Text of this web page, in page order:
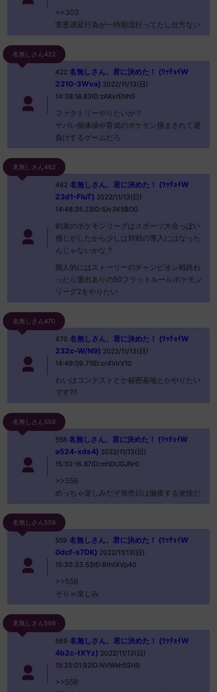
>>303
害悪遅延行為が一時期流行ってたし仕方ない
名無しさん422
422 名無しさん、君に決めた！ (ﾜｯﾁｮｲW
2310-3Wva) 2022/11/13(日)
14:38:18.83ID:zAKvrENh0
ファクトリーやりたいか？
ヤバい個体値や育成のポケモン掴まされて運
負けするゲームだろ
名無しさん462
462 名無しさん、君に決めた！ (ﾜｯﾁｮｲW
23d1-FluT) 2022/11/13(日)
14:48:35.23ID:lUv3K5BO0
剣盾のポケモンリーグはスポーツ大会っぽい
感じがしたから少しは対戦の導入にはなった
んじゃないかな？
個人的にはストーリーのチャンピオン戦終わ
ったら選出ありの50フラットルールポケモン
リーグ2をやりたい
名無しさん470
470 名無しさん、君に決めた！ (ﾜｯﾁｮｲW
232c-W/N9) 2022/11/13(日)
14:49:59.71ID:cr4VIrV10
わいはコンテストとか秘密基地とかやりたい
です??
名無しさん558
558名無しさん、君に決めた！ (ﾜｯﾁｮｲW
a524-xds4) 2022/11/13(日)
15:30:16.87ID:mhDUGJNr0
>>556
めっちゃ楽しみだぞ発売日は徹夜する覚悟だ
名無しさん559
559 名無しさん、君に決めた！ (ﾜｯﾁｮｲW
0dcf-s7DK) 2022/11/13(日)
15:30:33.53ID:BthtXVp40
>>556
そりゃ楽しみ
名無しさん569
569 名無しさん、君に決めた！ (ﾜｯﾁｮｲW
4b2c-tXYz) 2022/11/13(日)
15:35:01.92ID:NVWkh5SH0
>>556